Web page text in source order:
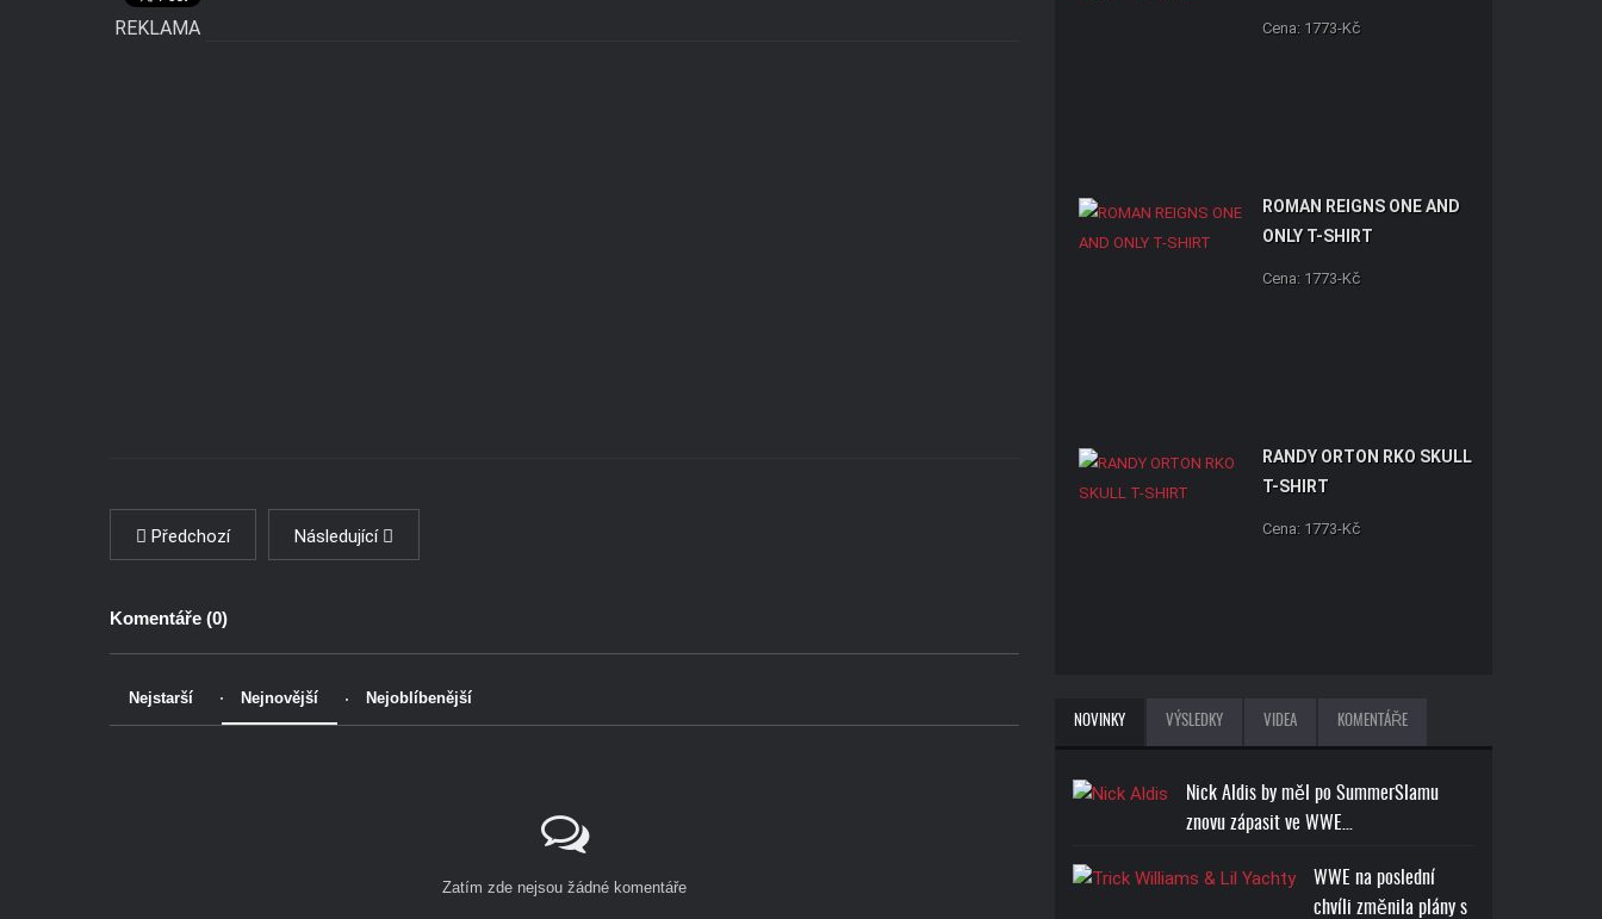
REKLAMA
Předchozí Následující
Komentáře (0)
Nejstarší Nejnovější Nejoblíbenější
Zatím zde nejsou žádné komentáře
Cena: 1773-Kč
ROMAN REIGNS ONE AND
ONLY T-SHIRT
Cena: 1773-Kč
RANDY ORTON RKO SKULL
T-SHIRT
Cena: 1773-Kč
NOVINKY VÝSLEDKY VIDEA KOMENTÁŘE
Nick Aldis by měl po SummerSlamu
znovu zápasit ve WWE…
WWE na poslední
chvíli změnila plány s